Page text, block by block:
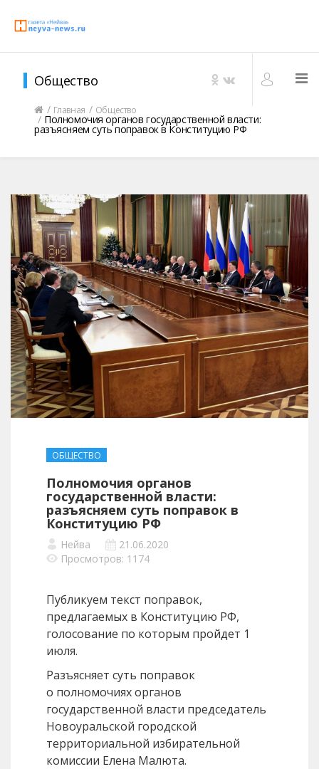
Общество
Главная Общество
Полномочия органов государственной власти:
разъясняем суть поправок в Конституцию РФ
ОБЩЕСТВО
Полномочия органов
государственной власти:
разъясняем суть поправок в
Конституцию РФ
Нейва
21.06.2020
Просмотров: 1174
Публикуем текст поправок,
предлагаемых в Конституцию РФ,
голосование по которым пройдет 1
июля.
Разъясняет суть поправок
о полномочиях органов
государственной власти председатель
Новоуральской городской
территориальной избирательной
комиссии Елена Малюта.